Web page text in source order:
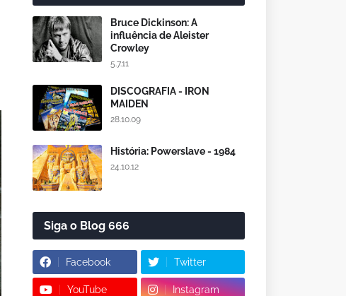
Bruce Dickinson: A
influência de Aleister
Crowley
5.7.11
DISCOGRAFIA - IRON
MAIDEN
28.10.09
História: Powerslave - 1984
24.10.12
Siga o Blog 666
Facebook Twitter
YouTube Instagram